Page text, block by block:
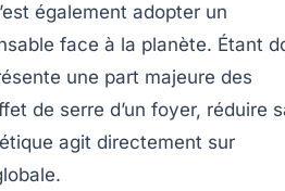
également adopter un
face à la planète. Étant
une part majeure des
de serre d’un foyer, réduire
agit directement sur